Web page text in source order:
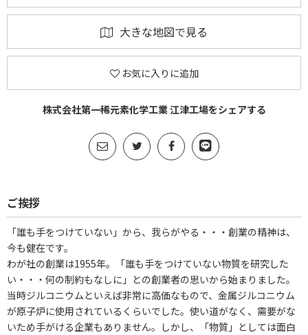
大きな地図で見る
お気に入りに追加
株式会社第一稀元素化学工業 江津工場をシェアする
ご挨拶
「誰も手をつけていない」から、我らがやる・・・創業の精神は、
今も健在です。
わが社の創業は1955年。「誰も手をつけていない物質を研究した
い・・・何の制約もなしに」との創業者の思いから始まりました。
当時ジルコニウムといえば非常に高価なもので、金属ジルコニウム
が原子炉に使用されているくらいでした。使い道がなく、需要がな
いため手がける企業もありません。しかし、「物質」としては面白